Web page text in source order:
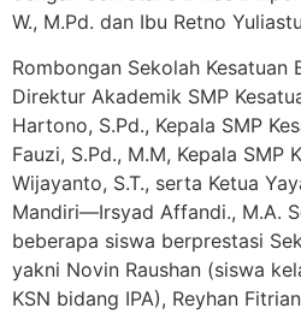
W., M.Pd. dan Ibu Retno
Rombongan Sekolah Kesatuan
Direktur Akademik SMP
Hartono, S.Pd., Kepala SMP
Fauzi, S.Pd., M.M, Kepala SMP
Wijayanto, S.T., serta Ketua
Mandiri—Irsyad Affandi., M.A.
beberapa siswa berprestasi
yakni Novin Raushan (siswa
KSN bidang IPA), Reyhan